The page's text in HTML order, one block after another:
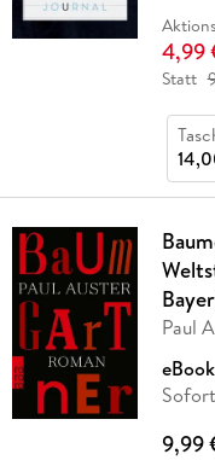
4,99
Statt
Paul
9,99